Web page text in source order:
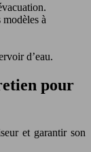
à
d’eau.
pour
et garantir son